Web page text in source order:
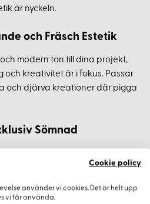
är nyckeln.
och Fräsch Estetik
modern ton till dina projekt,
kreativitet är i fokus. Passar
och djärva kreationer där pigga
Sömnad
är silkestrådar
valet för designers som
Cookie policy
använder vi cookies. Det är helt upp
vi får använda.